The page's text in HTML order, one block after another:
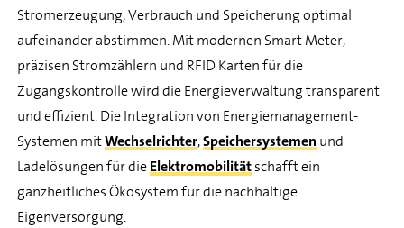
Stromerzeugung, Verbrauch und Speicherung optimal
aufeinander abstimmen. Mit modernen Smart Meter,
präzisen Stromzählern und RFID Karten für die
Zugangskontrolle wird die Energieverwaltung transparent
und effizient. Die Integration von Energiemanagement-
Systemen mitWechselrichter,Speichersystemen und
Ladelösungen für dieElektromobilitätschafft ein
ganzheitliches Ökosystem für die nachhaltige
Eigenversorgung.